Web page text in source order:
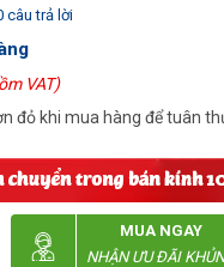
câu trả lời
VAT)
đỏ khi mua hàng để tuân
MUA NGAY
NHẬN ƯU ĐÃI